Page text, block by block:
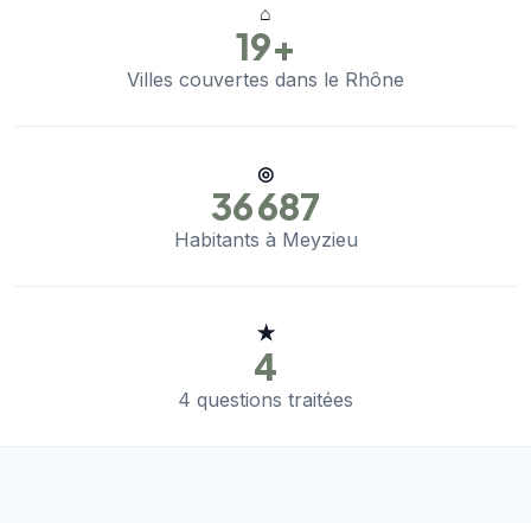
⌂
19+
Villes couvertes dans le Rhône
◎
36 687
Habitants à Meyzieu
★
4
4 questions traitées